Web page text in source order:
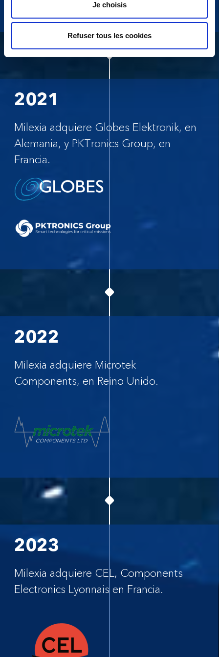
Je choisis
Refuser tous les cookies
2021
Milexia adquiere Globes Elektronik, en
Alemania, y PKTronics Group, en
Francia.
2022
Milexia adquiere Microtek
Components, en Reino Unido.
2023
Milexia adquiere CEL, Components
Electronics Lyonnais en Francia.